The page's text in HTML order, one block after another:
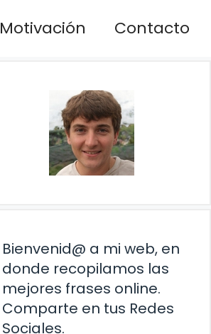
Motivación Contacto
Bienvenid@ a mi web, en
donde recopilamos las
mejores frases online.
Comparte en tus Redes
Sociales.